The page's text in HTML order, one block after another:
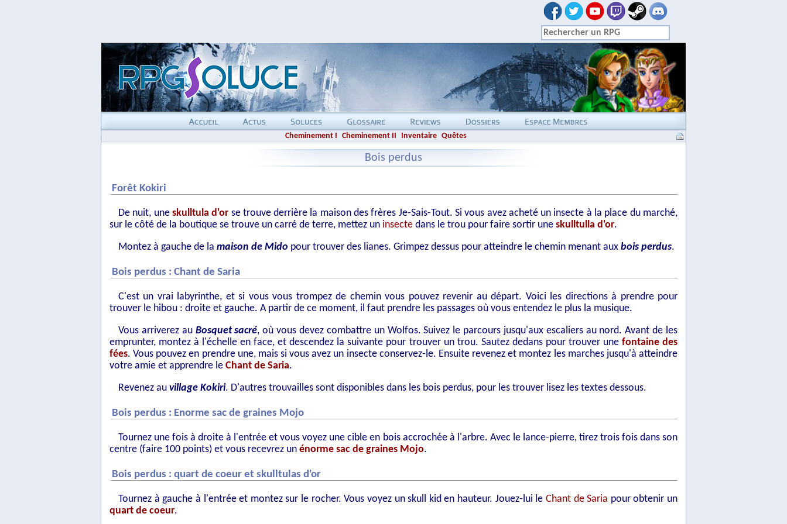
Cheminement I Cheminement II Inventaire Quêtes
Bois perdus
Forêt Kokiri
De nuit, une skulltula d'or se trouve derrière la maison des frères Je-Sais-Tout. Si vous avez acheté un insecte à la place du marché,
sur le côté de la boutique se trouve un carré de terre, mettez un insecte dans le trou pour faire sortir une skulltulla d'or.
Montez à gauche de la maison de Mido pour trouver des lianes. Grimpez dessus pour atteindre le chemin menant aux bois perdus.
Bois perdus : Chant de Saria
C'est un vrai labyrinthe, et si vous vous trompez de chemin vous pouvez revenir au départ. Voici les directions à prendre pour
trouver le hibou : droite et gauche. A partir de ce moment, il faut prendre les passages où vous entendez le plus la musique.
Vous arriverez au Bosquet sacré, où vous devez combattre un Wolfos. Suivez le parcours jusqu'aux escaliers au nord. Avant de les
emprunter, montez à l'échelle en face, et descendez la suivante pour trouver un trou. Sautez dedans pour trouver unefontaine des
fées. Vous pouvez en prendre une, mais si vous avez un insecte conservez-le. Ensuite revenez et montez les marches jusqu'à atteindre
votre amie et apprendre le Chant de Saria.
Revenez au village Kokiri. D'autres trouvailles sont disponibles dans les bois perdus, pour les trouver lisez les textes dessous.
Bois perdus : Enorme sac de graines Mojo
Tournez une fois à droite à l'entrée et vous voyez une cible en bois accrochée à l'arbre. Avec le lance-pierre, tirez trois fois dans son
centre (faire 100 points) et vous recevrez un énorme sac de graines Mojo.
Bois perdus : quart de coeur et skulltulas d'or
Tournez à gauche à l'entrée et montez sur le rocher. Vous voyez un skull kid en hauteur. Jouez-lui le Chant de Saria pour obtenir un
quart de coeur.